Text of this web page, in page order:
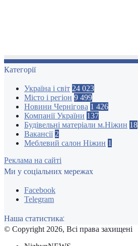
Категорії
Україна і світ 24 023
Місто і регіон 9 499
Новини Чернігова 1 426
Компанії України 137
Будівельні матеріали м.Ніжин 18
Вакансії 2
Меблевий салон Ніжин 1
Реклама на сайті
Ми у соціальних мережах
Facebook
Telegram
Наша статистика:
© Copyright 2026, Всі права захищені